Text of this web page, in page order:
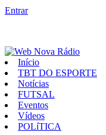
Entrar
Início
TBT DO ESPORTE
Notícias
FUTSAL
Eventos
Vídeos
POLíTICA